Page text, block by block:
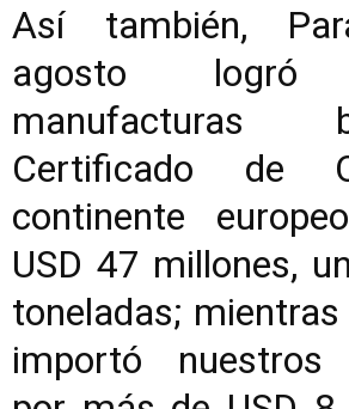
Así también,
agosto logró
Certificado de
continente
USD 47 millones,
toneladas;
importó nuestros